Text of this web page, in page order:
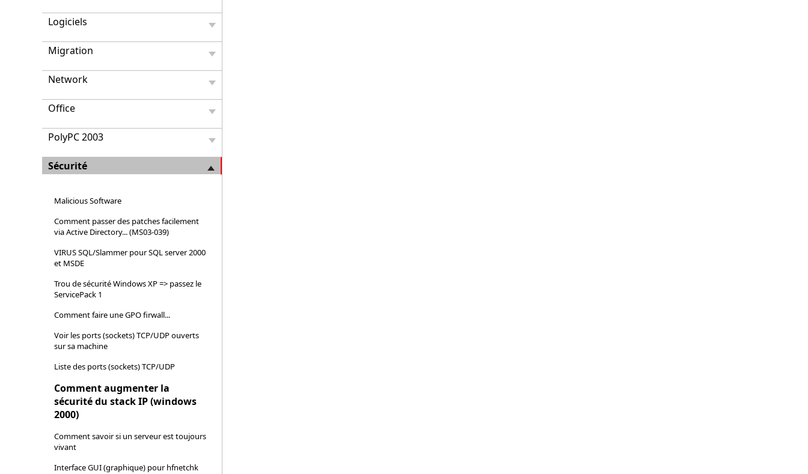
Logiciels
Migration
Network
Office
PolyPC 2003
Sécurité
Malicious Software
Comment passer des patches facilement
via Active Directory... (MS03-039)
VIRUS SQL/Slammer pour SQL server 2000
et MSDE
Trou de sécurité Windows XP => passez le
ServicePack 1
Comment faire une GPO firwall...
Voir les ports (sockets) TCP/UDP ouverts
sur sa machine
Liste des ports (sockets) TCP/UDP
Comment augmenter la
sécurité du stack IP (windows
2000)
Comment savoir si un serveur est toujours
vivant
Interface GUI (graphique) pour hfnetchk